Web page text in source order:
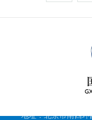
地址：北京市南四环